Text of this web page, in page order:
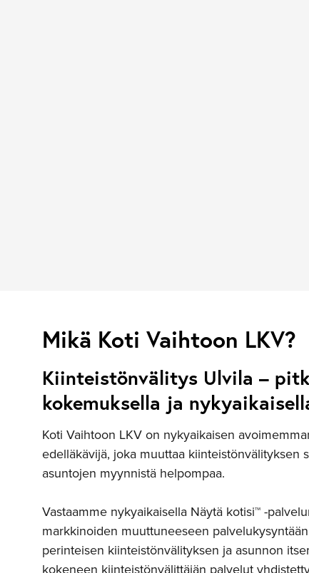
Mikä Koti Vaihtoon LKV?
Kiinteistönvälitys Ulvila –
kokemuksella ja
Koti Vaihtoon LKV on nykyaikaisen
edelläkävijä, joka muuttaa kiinteistönvälityksen
asuntojen myynnistä helpompaa.
Vastaamme nykyaikaisella Näytä kotisi™ -
markkinoiden muuttuneeseen
perinteisen kiinteistönvälityksen ja asunnon
kokeneen kiinteistönvälittäjän palvelut